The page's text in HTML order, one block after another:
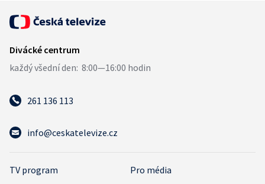
261 136 113
info@ceskatelevize.cz
TV program
Pro média